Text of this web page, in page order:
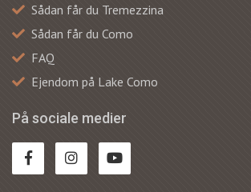
Sådan får du Tremezzina
Sådan får du Como
FAQ
Ejendom på Lake Como
På sociale medier